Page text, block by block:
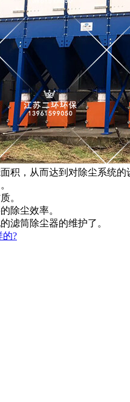
，从而达到对除尘系统的
。
除尘效率。
滤筒除尘器的维护了。
的?